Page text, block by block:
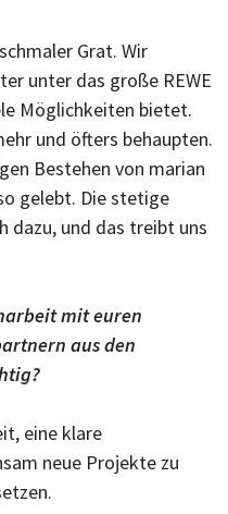
Grat. Wir
unter das große REWE
Möglichkeiten bietet.
und öfters behaupten.
Bestehen von marian
gelebt. Die stetige
dazu, und das treibt uns
mit euren
aus den
eine klare
neue Projekte zu